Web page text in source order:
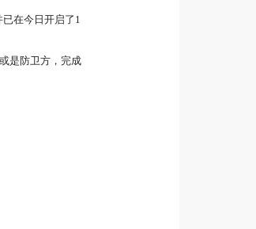
在今日开启了1
是防卫方，完成